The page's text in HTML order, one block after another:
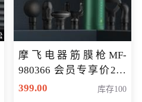
摩飞电器筋膜枪MF-
980366 会员专享价299
元
399.00 库存100